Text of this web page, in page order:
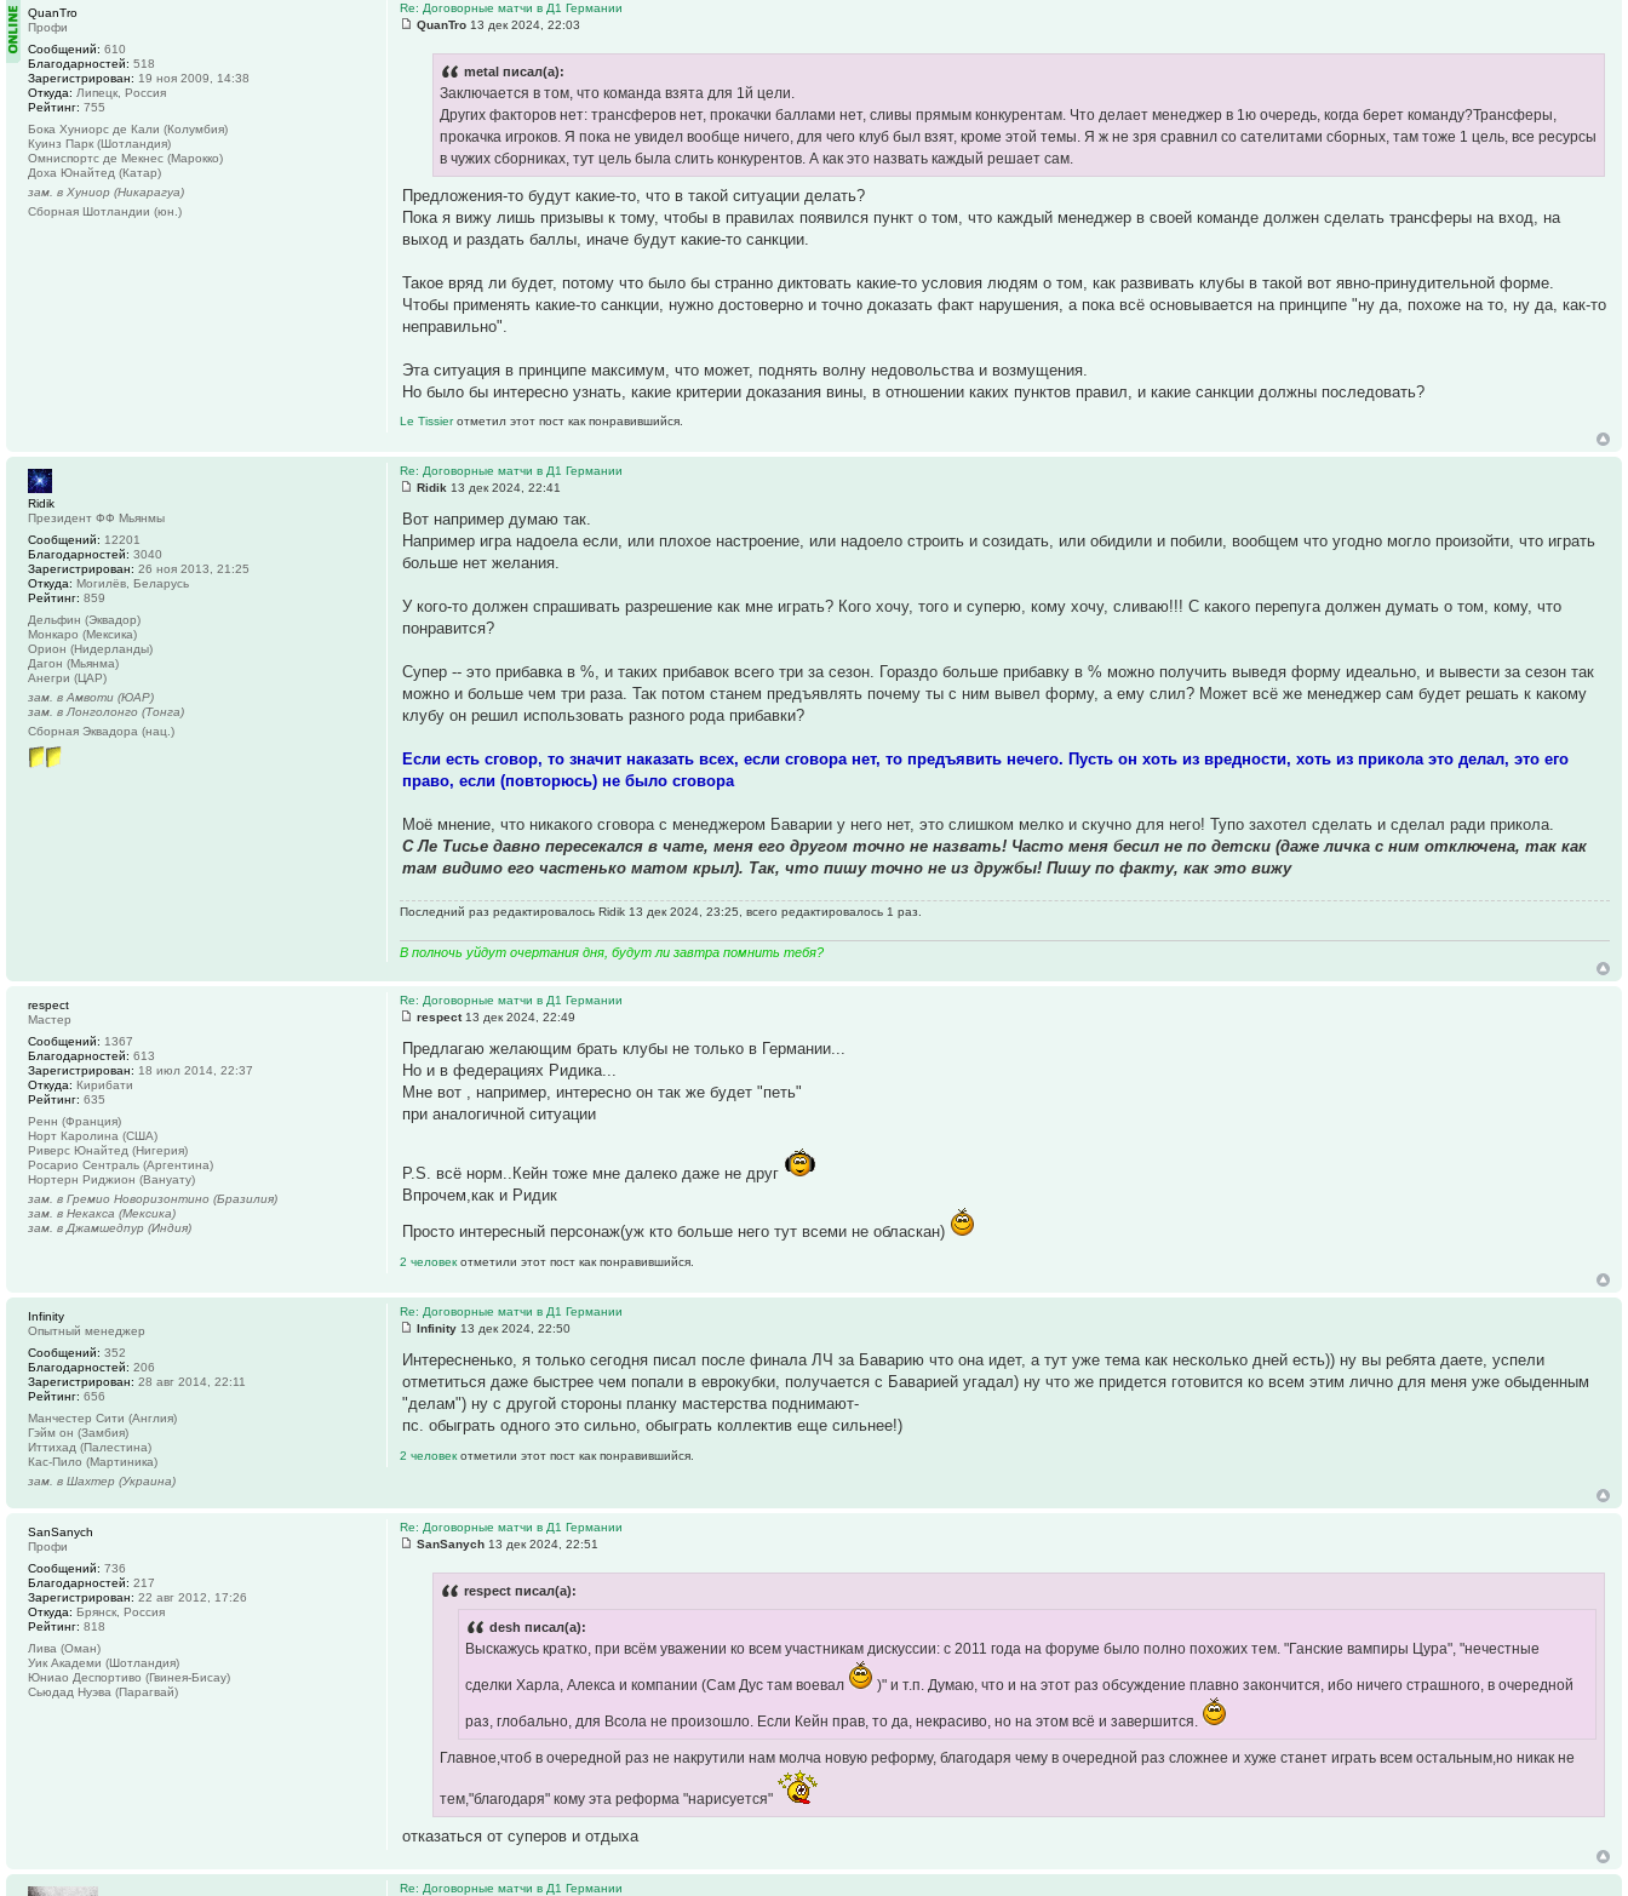
Re: Договорные матчи в Д1 Германии
QuanTro 13 дек 2024, 22:03
metal писал(а):
Заключается в том, что команда взята для 1й цели.
Других факторов нет: трансферов нет, прокачки баллами нет, сливы прямым конкурентам. Что делает менеджер в 1ю очередь, когда берет команду?Трансферы,
прокачка игроков. Я пока не увидел вообще ничего, для чего клуб был взят, кроме этой темы. Я ж не зря сравнил со сателитами сборных, там тоже 1 цель, все ресурсы
в чужих сборниках, тут цель была слить конкурентов. А как это назвать каждый решает сам.
Предложения-то будут какие-то, что в такой ситуации делать?
Пока я вижу лишь призывы к тому, чтобы в правилах появился пункт о том, что каждый менеджер в своей команде должен сделать трансферы на вход, на
выход и раздать баллы, иначе будут какие-то санкции.
Такое вряд ли будет, потому что было бы странно диктовать какие-то условия людям о том, как развивать клубы в такой вот явно-принудительной форме.
Чтобы применять какие-то санкции, нужно достоверно и точно доказать факт нарушения, а пока всё основывается на принципе "ну да, похоже на то, ну да, как-то
неправильно".
Эта ситуация в принципе максимум, что может, поднять волну недовольства и возмущения.
Но было бы интересно узнать, какие критерии доказания вины, в отношении каких пунктов правил, и какие санкции должны последовать?
Le Tissierотметил этот пост как понравившийся.
QuanTro
Профи
Сообщений: 610
Благодарностей: 518
Зарегистрирован: 19 ноя 2009, 14:38
Откуда: Липецк, Россия
Рейтинг: 755
Бока Хуниорс де Кали (Колумбия)
Куинз Парк (Шотландия)
Омниспортc де Мекнес (Марокко)
Доха Юнайтед (Катар)
зам. в Хуниор (Никарагуа)
Сборная Шотландии (юн.)
Re: Договорные матчи в Д1 Германии
Ridik 13 дек 2024, 22:41
Вот например думаю так.
Например игра надоела если, или плохое настроение, или надоело строить и созидать, или обидили и побили, вообщем что угодно могло произойти, что играть
больше нет желания.
У кого-то должен спрашивать разрешение как мне играть? Кого хочу, того и суперю, кому хочу, сливаю!!! С какого перепуга должен думать о том, кому, что
понравится?
Супер -- это прибавка в %, и таких прибавок всего три за сезон. Гораздо больше прибавку в % можно получить выведя форму идеально, и вывести за сезон так
можно и больше чем три раза. Так потом станем предъявлять почему ты с ним вывел форму, а ему слил? Может всё же менеджер сам будет решать к какому
клубу он решил использовать разного рода прибавки?
Если есть сговор, то значит наказать всех, если сговора нет, то предъявить нечего. Пусть он хоть из вредности, хоть из прикола это делал, это его
право, если (повторюсь) не было сговора
Моё мнение, что никакого сговора с менеджером Баварии у него нет, это слишком мелко и скучно для него! Тупо захотел сделать и сделал ради прикола.
С Ле Тисье давно пересекался в чате, меня его другом точно не назвать! Часто меня бесил не по детски (даже личка с ним отключена, так как
там видимо его частенько матом крыл). Так, что пишу точно не из дружбы! Пишу по факту, как это вижу
Последний раз редактировалось Ridik 13 дек 2024, 23:25, всего редактировалось 1 раз.
В полночь уйдут очертания дня, будут ли завтра помнить тебя?
Ridik
Президент ФФ Мьянмы
Сообщений: 12201
Благодарностей: 3040
Зарегистрирован: 26 ноя 2013, 21:25
Откуда: Могилёв, Беларусь
Рейтинг: 859
Дельфин (Эквадор)
Монкаро (Мексика)
Орион (Нидерланды)
Дагон (Мьянма)
Анегри (ЦАР)
зам. в Амвоти (ЮАР)
зам. в Лонголонго (Тонга)
Сборная Эквадора (нац.)
Re: Договорные матчи в Д1 Германии
respect13 дек 2024, 22:49
Предлагаю желающим брать клубы не только в Германии...
Но и в федерациях Ридика...
Мне вот , например, интересно он так же будет "петь"
при аналогичной ситуации
P.S. всё норм..Кейн тоже мне далеко даже не друг
Впрочем,как и Ридик
Просто интересный персонаж(уж кто больше него тут всеми не обласкан)
2 человекотметили этот пост как понравившийся.
respect
Мастер
Сообщений: 1367
Благодарностей: 613
Зарегистрирован: 18 июл 2014, 22:37
Откуда: Кирибати
Рейтинг: 635
Ренн (Франция)
Норт Каролина (США)
Риверс Юнайтед (Нигерия)
Росарио Сентраль (Аргентина)
Нортерн Риджион (Вануату)
зам. в Гремио Новоризонтино (Бразилия)
зам. в Некакса (Мексика)
зам. в Джамшедпур (Индия)
Re: Договорные матчи в Д1 Германии
Infinity 13 дек 2024, 22:50
Интересненько, я только сегодня писал после финала ЛЧ за Баварию что она идет, а тут уже тема как несколько дней есть)) ну вы ребята даете, успели
отметиться даже быстрее чем попали в еврокубки, получается с Баварией угадал) ну что же придется готовится ко всем этим лично для меня уже обыденным
"делам") ну с другой стороны планку мастерства поднимают-
пс. обыграть одного это сильно, обыграть коллектив еще сильнее!)
2 человекотметили этот пост как понравившийся.
Infinity
Опытный менеджер
Сообщений: 352
Благодарностей: 206
Зарегистрирован: 28 авг 2014, 22:11
Рейтинг: 656
Манчестер Сити (Англия)
Гэйм он (Замбия)
Иттихад (Палестина)
Кас-Пило (Мартиника)
зам. в Шахтер (Украина)
Re: Договорные матчи в Д1 Германии
SanSanych 13 дек 2024, 22:51
respect писал(а):
desh писал(а):
Выскажусь кратко, при всём уважении ко всем участникам дискуссии: с 2011 года на форуме было полно похожих тем. "Ганские вампиры Цура", "нечестные
сделки Харла, Алекса и компании (Сам Дус там воевал )" и т.п. Думаю, что и на этот раз обсуждение плавно закончится, ибо ничего страшного, в очередной
раз, глобально, для Всола не произошло. Если Кейн прав, то да, некрасиво, но на этом всё и завершится.
Главное,чтоб в очередной раз не накрутили нам молча новую реформу, благодаря чему в очередной раз сложнее и хуже станет играть всем остальным,но никак не
тем,"благодаря" кому эта реформа "нарисуется"
отказаться от суперов и отдыха
SanSanych
Профи
Сообщений: 736
Благодарностей: 217
Зарегистрирован: 22 авг 2012, 17:26
Откуда: Брянск, Россия
Рейтинг: 818
Лива (Оман)
Уик Академи (Шотландия)
Юниао Деспортиво (Гвинея-Бисау)
Сьюдад Нуэва (Парагвай)
Re: Договорные матчи в Д1 Германии